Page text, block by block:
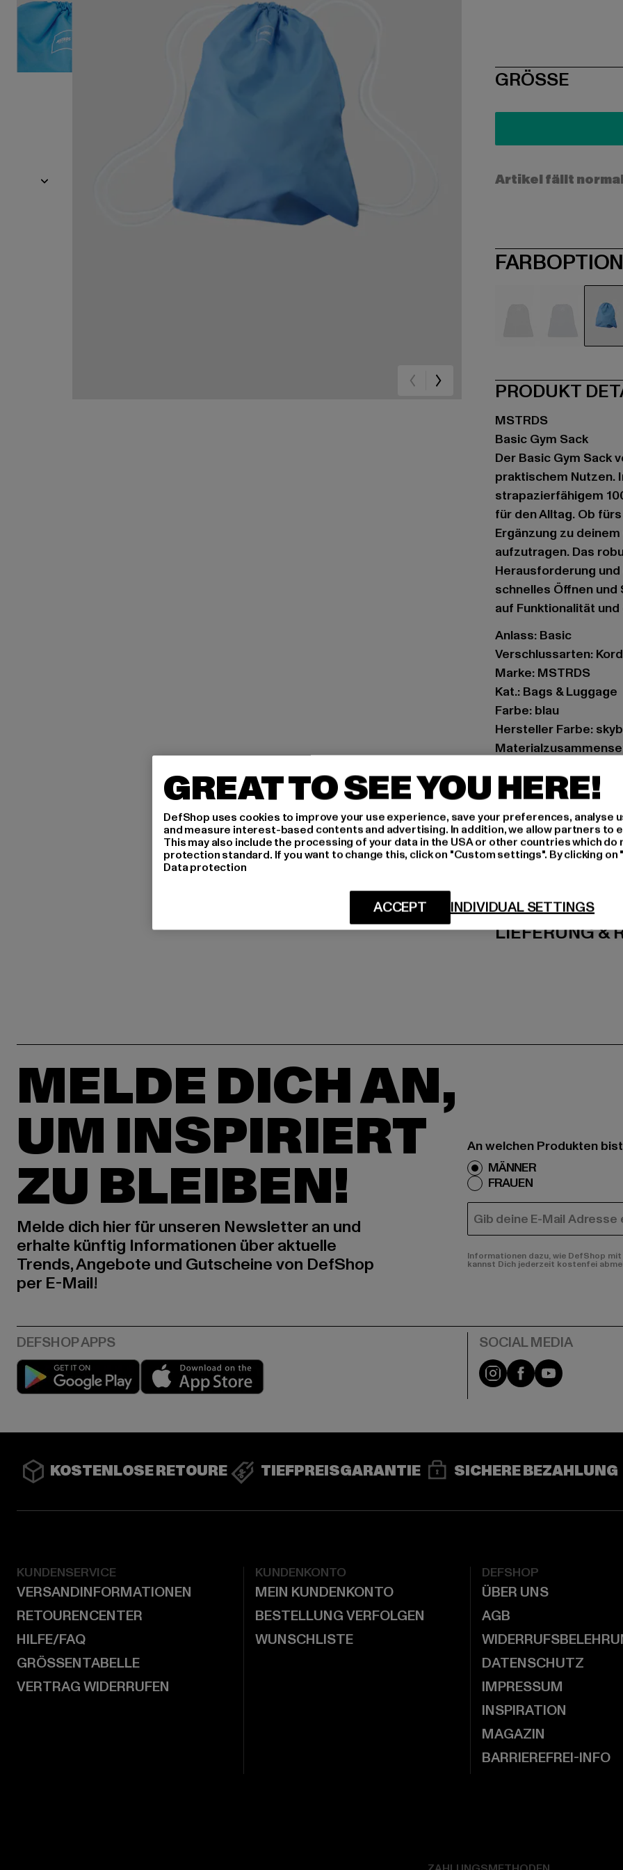
SIZE
GRÖSSE
Artikel fällt
PRODUKT
MSTRDS
Basic Gym Sack
Der Basic Gym Sack
praktischem Nutzen.
strapazierfähigem
für den Alltag. Ob
Ergänzung zu
aufzutragen. Das
Herausforderung
schnelles Öffnen und
auf Funktionalität
Anlass: Basic
Verschlussarten:
Marke: MSTRDS
Kat.: Bags & Luggage
Farbe: blau
Hersteller Farbe:
Hersteller: Masterdis
Maria-Merian-Straße
LIEFERUNG &
MELDE DICH AN,
UM INSPIRIERT
ZU BLEIBEN!
Melde dich hier für unseren Newsletter an und
erhalte künftig Informationen über aktuelle
Trends, Angebote und Gutscheine von DefShop
per E-Mail!
An welchen Produkten
MÄNNER
FRAUEN
E-MAIL
Informationen dazu, wie DefShop
kannst Dich jederzeit kostenfei
Play market Instagram
FacebookYouTube
KOSTENLOSE RETOURE TIEFPREISGARANTIE SICHERE BEZAHLUNG
KUNDENSERVICE
VERSANDINFORMATIONEN
RETOURENCENTER
HILFE/FAQ
GRÖSSENTABELLE
VERTRAG WIDERRUFEN
KUNDENKONTO
MEIN KUNDENKONTO
BESTELLUNG VERFOLGEN
WUNSCHLISTE
DEFSHOP
ÜBER UNS
AGB
DATENSCHUTZ
IMPRESSUM
INSPIRATION
MAGAZIN
BARRIEREFREI-INFO
GREAT TO SEE YOU HERE!
DefShop uses cookies to improve your use experience, save your preferences, analyse
and measure interest-based contents and advertising. In addition, we allow partners to
This may also include the processing of your data in the USA or other countries which do
protection standard. If you want to change this, click on "Custom settings". By clicking
Data protection
INDIVIDUAL SETTINGS
ACCEPT